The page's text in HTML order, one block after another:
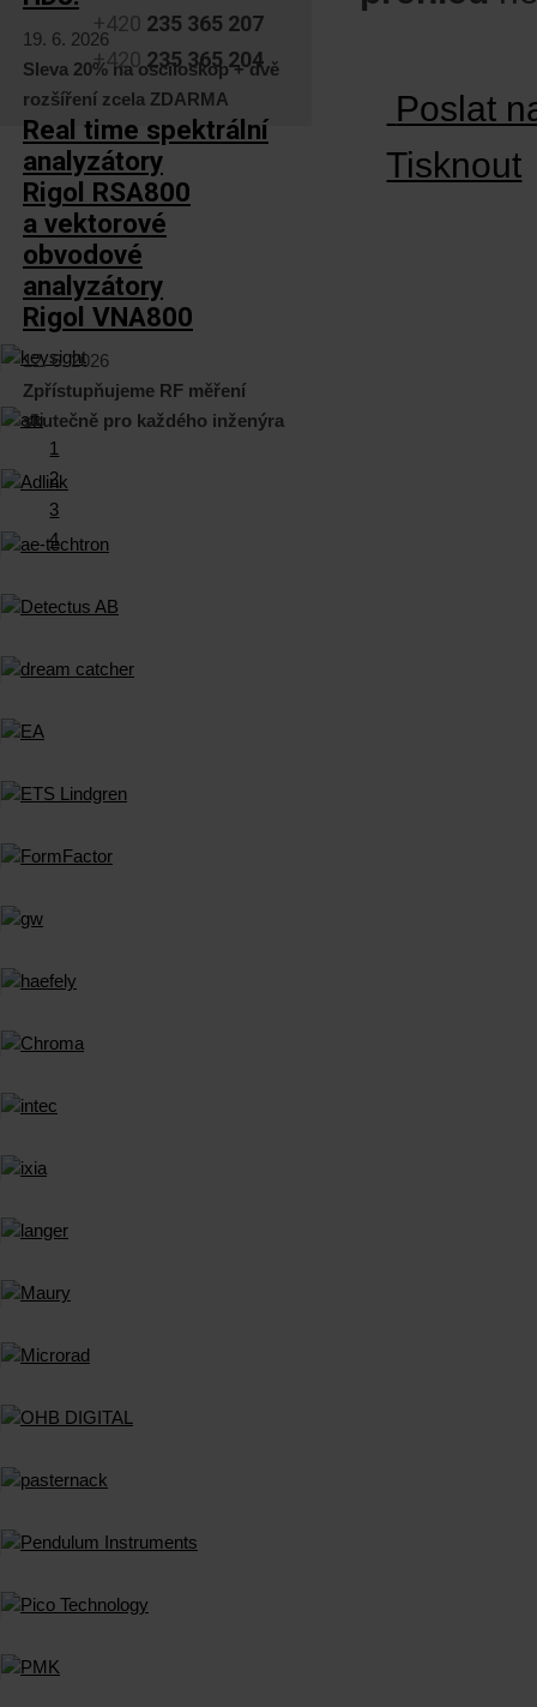
Poslat
Tisknout
19. 6. 2026
Sleva 20% na osciloskop + dvě
rozšíření zcela ZDARMA
Real time spektrální
analyzátory
Rigol RSA800
a vektorové
obvodové
analyzátory
Rigol VNA800
12. 6. 2026
Zpřístupňujeme RF měření
skutečně pro každého inženýra
1
2
3
4
+420 235 365 207
+420 235 365 204